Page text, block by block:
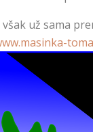
však už sama